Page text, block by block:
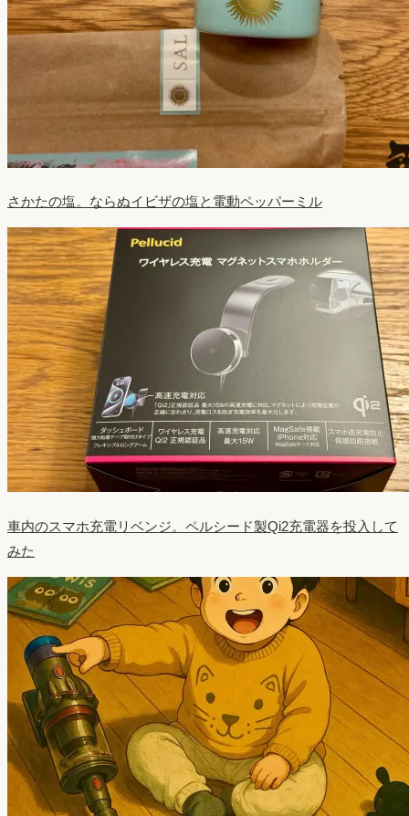
さかたの塩。ならぬイビザの塩と電動ペッパーミル
車内のスマホ充電リベンジ。ペルシード製Qi2充電器を投入して
みた